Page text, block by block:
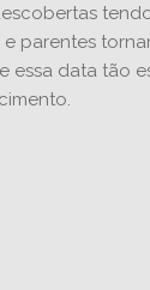
parentes
essa data tão